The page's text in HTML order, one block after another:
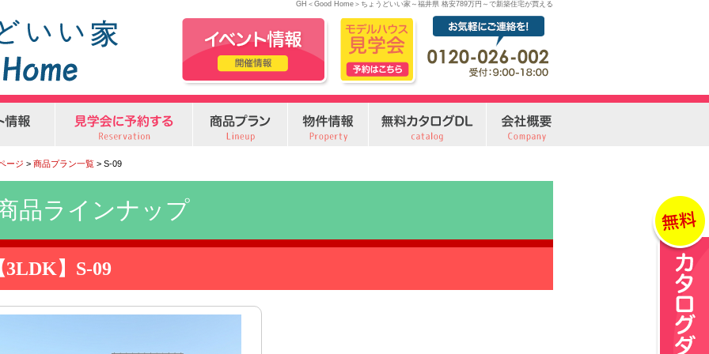
GH＜Good Home＞ちょうどいい家～福井県 格安789万円～で新築住宅が買える
ージ > 商品プラン一覧 > S-09
品ラインナップ
3LDK】S-09